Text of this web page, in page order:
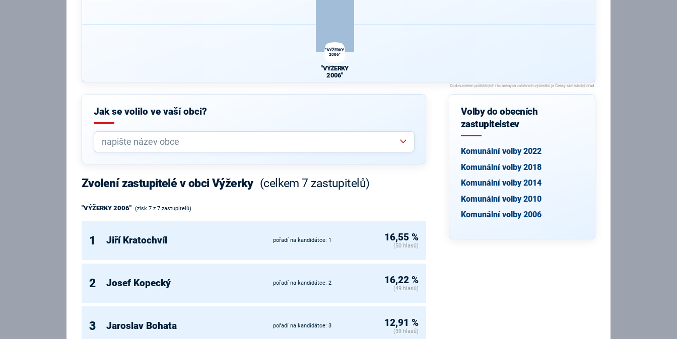
"VÝŽERKY
2006"
"VÝŽERKY
2006"
Jak se volilo ve vaší obci?
Zvolení zastupitelé v obci Výžerky (celkem 7 zastupitelů)
"VÝŽERKY 2006" (zisk 7 z 7 zastupitelů)
1 Jiří Kratochvíl pořadí na kandidátce: 1 16,55 %
(50 hlasů)
2 Josef Kopecký pořadí na kandidátce: 2 16,22 %
(49 hlasů)
3 Jaroslav Bohata pořadí na kandidátce: 3 12,91 %
(39 hlasů)
Volby do obecních
zastupitelstev
Komunální volby 2022
Komunální volby 2018
Komunální volby 2014
Komunální volby 2010
Komunální volby 2006